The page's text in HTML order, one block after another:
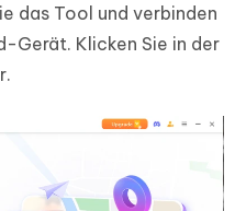
das Tool und verbinden
Gerät. Klicken Sie in der